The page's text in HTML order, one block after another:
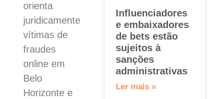
orienta
juridicamente
vítimas de
fraudes
online em
Belo
Horizonte e
Influenciadores
e embaixadores
de bets estão
sujeitos à
sanções
administrativas
Ler mais »